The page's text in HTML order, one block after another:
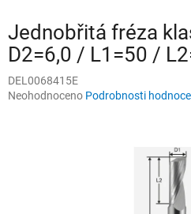
Jednobřitá fréza
D2=6,0 / L1=50 /
DEL0068415E
Průměrné
Neohodnoceno Podrobnosti